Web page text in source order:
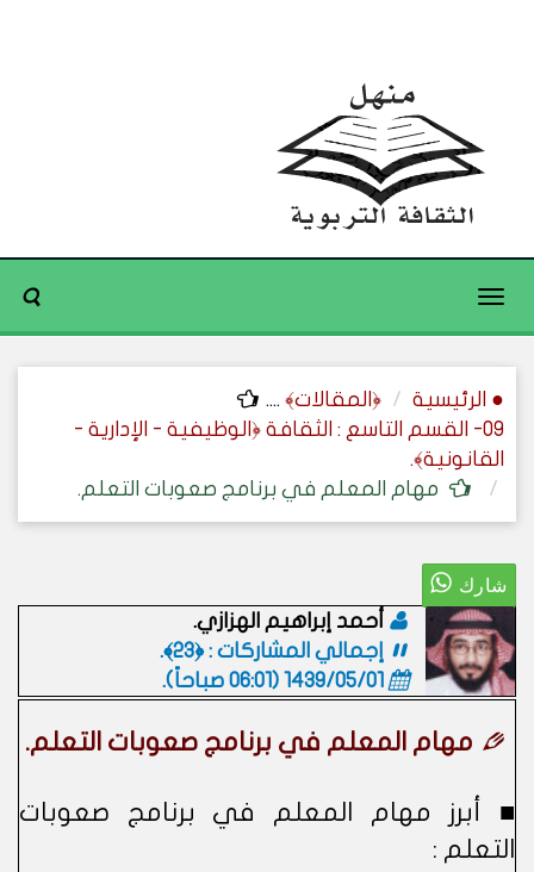
Toggle
● الرئيسية ﴿المقالات﴾ ....
09- القسم التاسع : الثقافة ﴿الوظيفية - الإدارية -
القانونية﴾.
مهام المعلم في برنامج صعوبات التعلم.
أحمد إبراهيم الهزازي.
إجمالي المشاركات : ﴿23﴾.
1439/05/01 (06:01 صباحاً)
.
مهام المعلم في برنامج صعوبات التعلم.
■ أبرز مهام المعلم في برنامج صعوبات
التعلم :